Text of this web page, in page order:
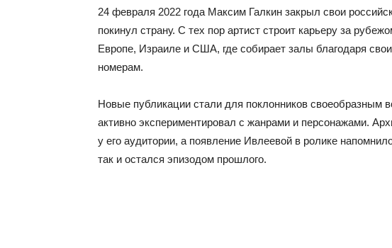
24 февраля 2022 года Максим Галкин закрыл свои
покинул страну. С тех пор артист строит карьеру за
Европе, Израиле и США, где собирает залы благодаря
номерам.
Новые публикации стали для поклонников своеобразным
активно экспериментировал с жанрами и персонажами.
у его аудитории, а появление Ивлеевой в ролике
так и остался эпизодом прошлого.